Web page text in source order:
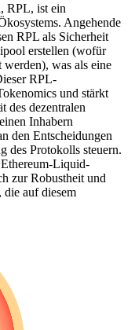
RPL, ist ein
Angehende
RPL als Sicherheit
erstellen (wofür
was als eine
RPL-
und stärkt
des dezentralen
Inhabern
den Entscheidungen
des Protokolls steuern.
Liquid-
zur Robustheit und
auf diesem